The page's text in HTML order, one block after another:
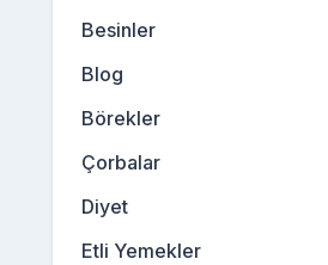
Besinler
Blog
Börekler
Çorbalar
Diyet
Etli Yemekler